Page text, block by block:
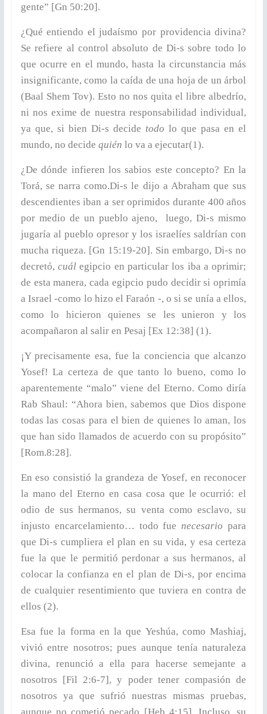
gente” [Gn 50:20].
¿Qué entiendo el judaísmo por providencia divina?
Se refiere al control absoluto de Di-s sobre todo lo
que ocurre en el mundo, hasta la circunstancia más
insignificante, como la caída de una hoja de un árbol
(Baal Shem Tov). Esto no nos quita el libre albedrío,
ni nos exime de nuestra responsabilidad individual,
ya que, si bien Di-s decide todo lo que pasa en el
mundo, no decide quién lo va a ejecutar(1).
¿De dónde infieren los sabios este concepto? En la
Torá, se narra como.Di-s le dijo a Abraham que sus
descendientes iban a ser oprimidos durante 400 años
por medio de un pueblo ajeno, luego, Di-s mismo
jugaría al pueblo opresor y los israelíes saldrían con
mucha riqueza. [Gn 15:19-20]. Sin embargo, Di-s no
decretó,cuálegipcio en particular los iba a oprimir;
de esta manera, cada egipcio pudo decidir si oprimía
a Israel -como lo hizo el Faraón -, o si se unía a ellos,
como lo hicieron quienes se les unieron y los
acompañaron al salir en Pesaj [Ex 12:38] (1).
¡Y precisamente esa, fue la conciencia que alcanzo
Yosef! La certeza de que tanto lo bueno, como lo
aparentemente “malo” viene del Eterno. Como diría
Rab Shaul: “Ahora bien, sabemos que Dios dispone
todas las cosas para el bien de quienes lo aman, los
que han sido llamados de acuerdo con su propósito”
[Rom.8:28].
En eso consistió la grandeza de Yosef, en reconocer
la mano del Eterno en casa cosa que le ocurrió: el
odio de sus hermanos, su venta como esclavo, su
injusto encarcelamiento… todo fue necesariopara
que Di-s cumpliera el plan en su vida, y esa certeza
fue la que le permitió perdonar a sus hermanos, al
colocar la confianza en el plan de Di-s, por encima
de cualquier resentimiento que tuviera en contra de
ellos (2).
Esa fue la forma en la que Yeshúa, como Mashiaj,
vivió entre nosotros; pues aunque tenía naturaleza
divina, renunció a ella para hacerse semejante a
nosotros [Fil 2:6-7], y poder tener compasión de
nosotros ya que sufrió nuestras mismas pruebas,
aunque no cometió pecado [Heb 4:15]. Incluso, su